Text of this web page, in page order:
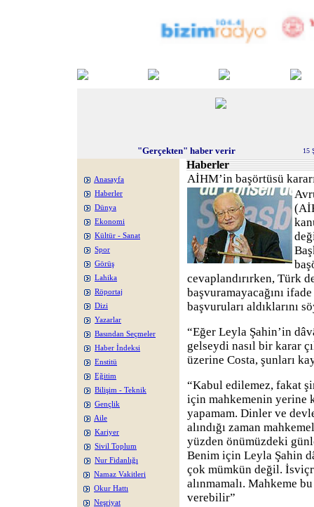
"Gerçekten" haber verir 15
Anasayfa
Haberler
Dünya
Ekonomi
Kültür - Sanat
Spor
Görüş
Lahika
Röportaj
Dizi
Yazarlar
Basından Seçmeler
Haber İndeksi
Enstitü
Eğitim
Bilişim - Teknik
Gençlik
Aile
Kariyer
Sivil Toplum
Nur Fidanlığı
Namaz Vakitleri
Okur Hattı
Neşriyat
Haberler
AİHM’in başörtüsü
cevaplandırırken, Türk
başvuramayacağını
başvuruları aldıklarını
“Eğer Leyla Şahin’in
gelseydi nasıl bir karar
üzerine Costa, şunları
“Kabul edilemez, fakat
için mahkemenin yerine
yapamam. Dinler ve
alındığı zaman
yüzden önümüzdeki
Benim için Leyla Şahin
çok mümkün değil.
alınmamalı. Mahkeme
verebilir”